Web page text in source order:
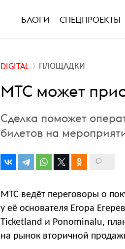
БЛОГИ СПЕЦПРОЕКТЫ
DIGITAL ПЛОЩАДКИ
МТС может
Сделка поможет
билетов на
МТС ведёт переговоры о
у её основателя Егора
Ticketland и Ponominalu,
на рынок вторичной